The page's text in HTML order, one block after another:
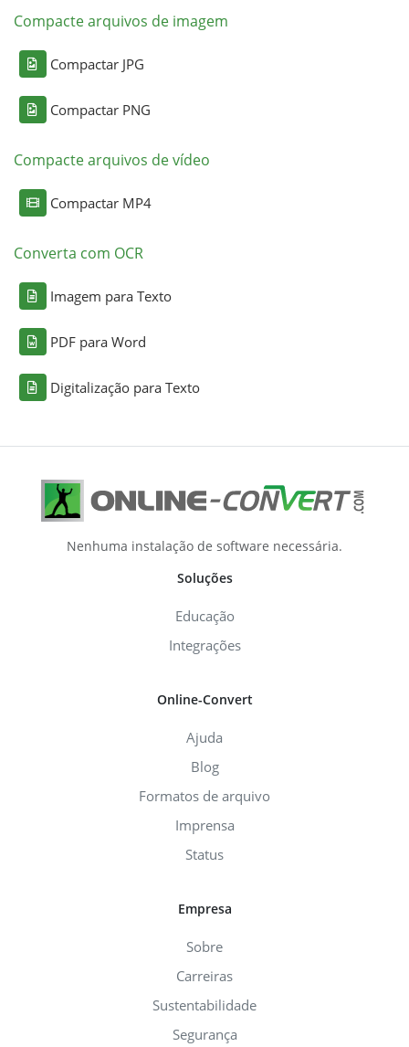
Compacte arquivos de imagem
Compactar JPG
Compactar PNG
Compacte arquivos de vídeo
Compactar MP4
Converta com OCR
Imagem para Texto
PDF para Word
Digitalização para Texto
Nenhuma instalação de software necessária.
Soluções
Educação
Integrações
Online-Convert
Ajuda
Blog
Formatos de arquivo
Imprensa
Status
Empresa
Sobre
Carreiras
Sustentabilidade
Segurança